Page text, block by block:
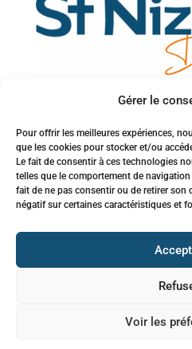
Gérer le
Pour offrir les meilleures expériences,
que les cookies pour stocker et/ou
Le fait de consentir à ces technologies
telles que le comportement de
fait de ne pas consentir ou de retirer
négatif sur certaines caractéristiques et
Voir les